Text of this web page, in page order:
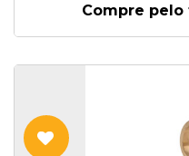
Compre pelo